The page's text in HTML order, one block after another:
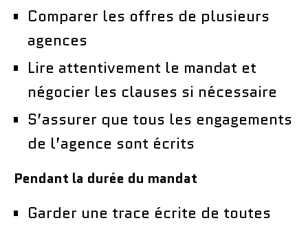
Comparer les offres de plusieurs
agences
Lire attentivement le mandat et
négocier les clauses si nécessaire
S’assurer que tous les engagements
de l’agence sont écrits
Pendant la durée du mandat
Garder une trace écrite de toutes